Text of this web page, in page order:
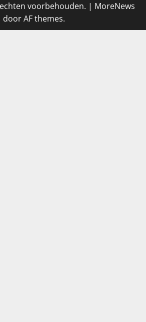
voorbehouden. | MoreNews
door AF themes.